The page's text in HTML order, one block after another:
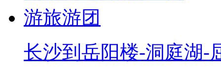
长沙到岳阳楼-洞庭湖-